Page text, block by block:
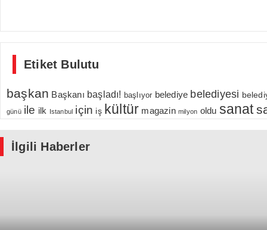
Etiket Bulutu
başkan Başkanı başladı! başlıyor belediye belediyesi
günü ile ilk Istanbul için iş kültür magazin milyon oldu sanat
İlgili Haberler